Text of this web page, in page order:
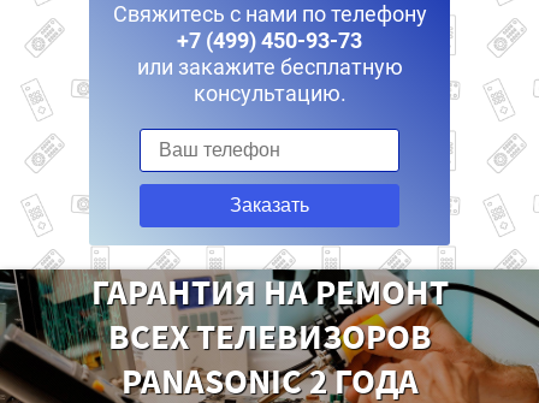
Свяжитесь с нами по телефону
+7 (499) 450-93-73
или закажите бесплатную
консультацию.
Заказать
ГАРАНТИЯ НА РЕМОНТ
ВСЕХ ТЕЛЕВИЗОРОВ
PANASONIC 2 ГОДА